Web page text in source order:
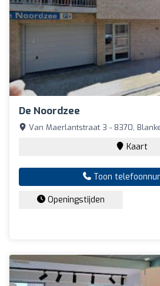
De Noordzee
Van Maerlantstraat 3 - 8370,
Kaart
Toon
Openingstijden